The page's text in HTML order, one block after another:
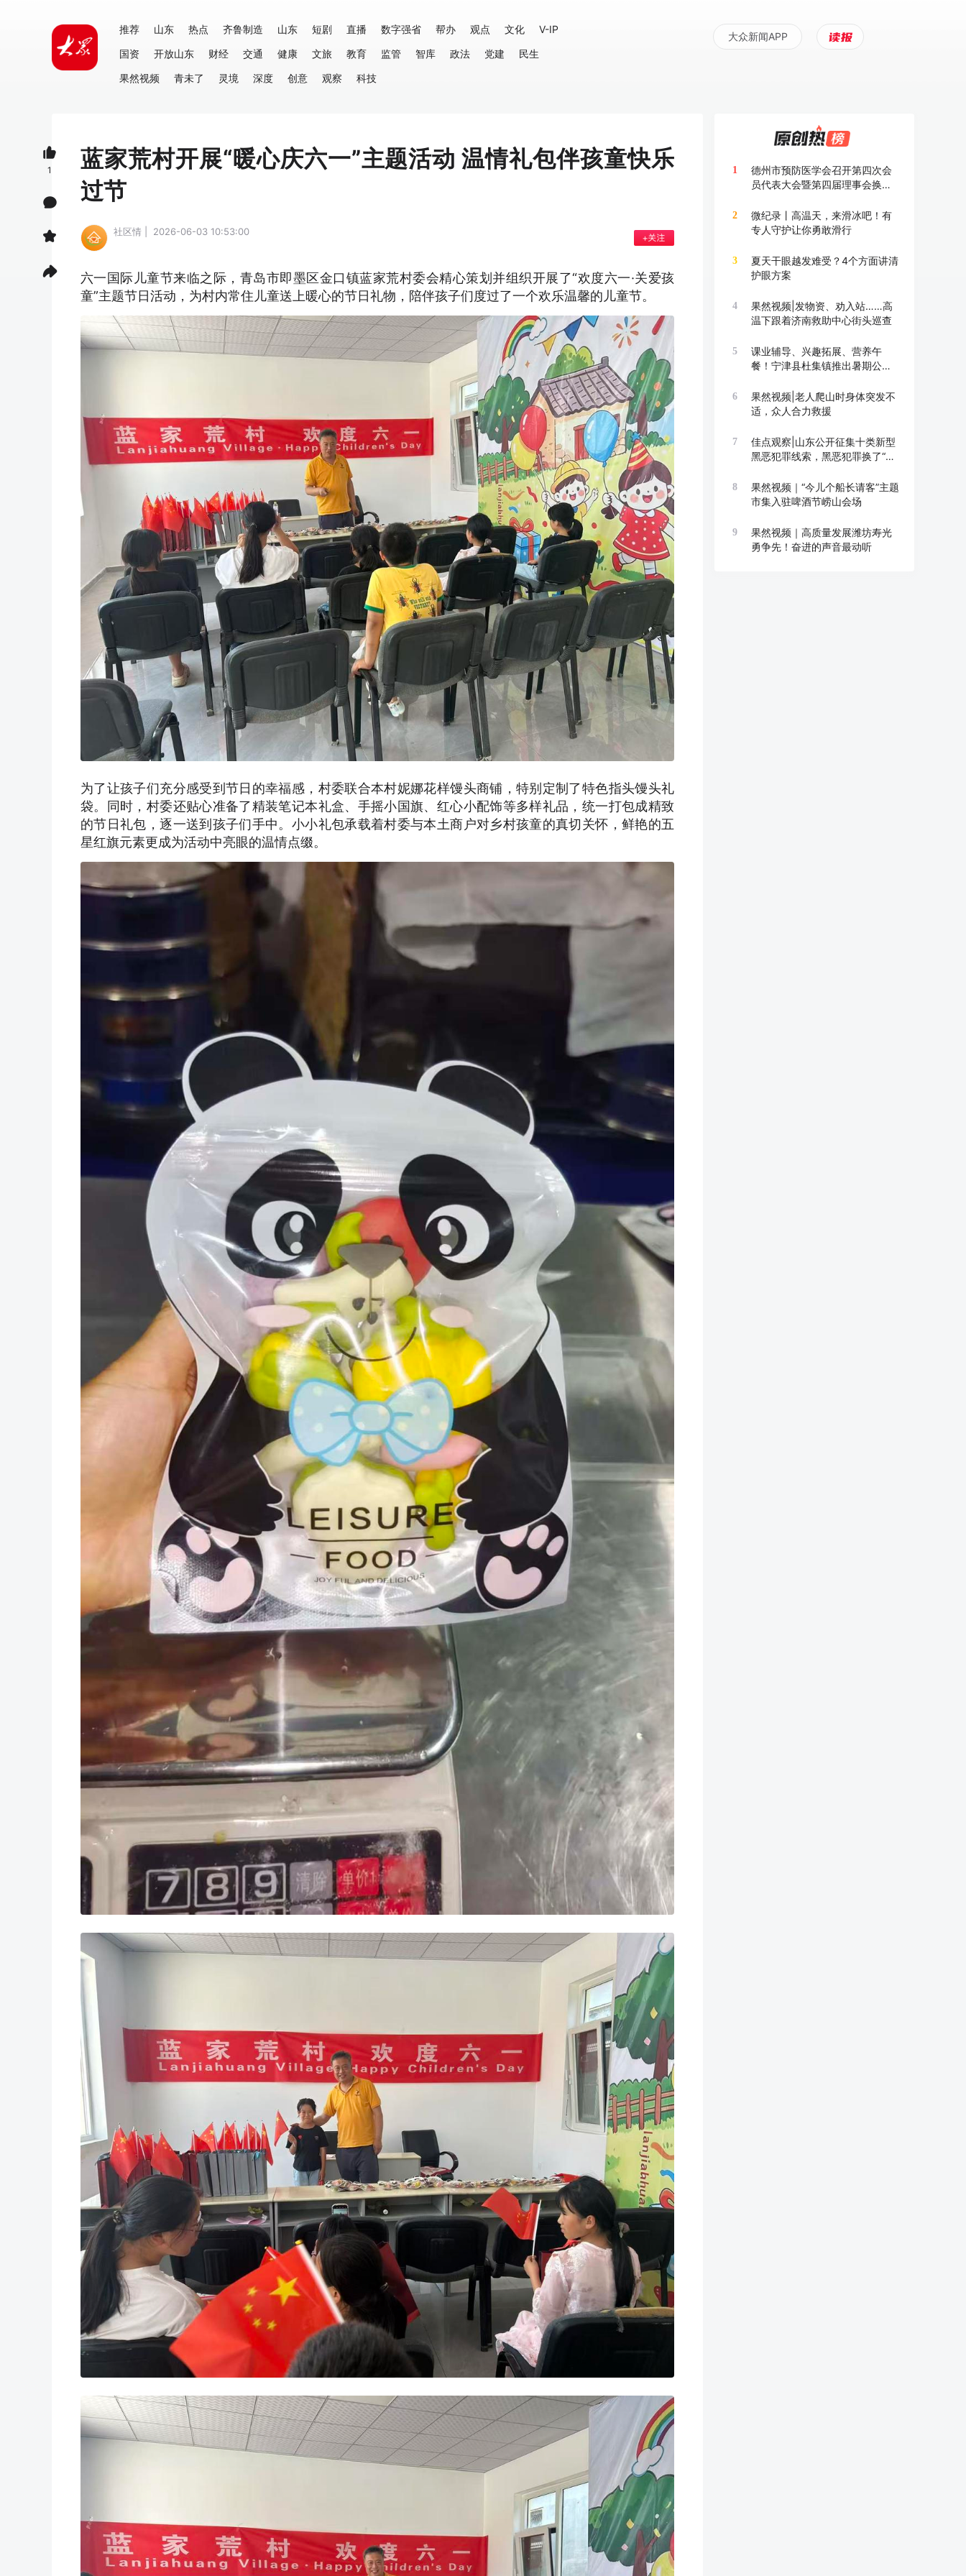
推荐 山东 热点 齐鲁制造 山东 短剧 直播 数字强省 帮办 观点 文化
V-IP
国资
开放山东 财经 交通 健康 文旅 教育 监管 智库 政法 党建
民生
果然视频
青未了 灵境 深度 创意 观察 科技
大众新闻APP
蓝家荒村开展“暖心庆六一”主题活动 温情礼包伴孩童快乐
过节
社区情 | 2026-06-03 10:53:00
六一国际儿童节来临之际，青岛市即墨区金口镇蓝家荒村委会精心策划并组织开展了“欢度六一·关爱孩
童”主题节日活动，为村内常住儿童送上暖心的节日礼物，陪伴孩子们度过了一个欢乐温馨的儿童节。
为了让孩子们充分感受到节日的幸福感，村委联合本村妮娜花样馒头商铺，特别定制了特色指头馒头礼
袋。同时，村委还贴心准备了精装笔记本礼盒、手摇小国旗、红心小配饰等多样礼品，统一打包成精致
的节日礼包，逐一送到孩子们手中。小小礼包承载着村委与本土商户对乡村孩童的真切关怀，鲜艳的五
星红旗元素更成为活动中亮眼的温情点缀。
1 1
德州市预防医学会召开第四次会
员代表大会暨第四届理事会换届
2
微纪录丨高温天，来滑冰吧！有
专人守护让你勇敢滑行
3
夏天干眼越发难受？4个方面讲清
护眼方案
4
果然视频|发物资、劝入站……高
温下跟着济南救助中心街头巡查
5
课业辅导、兴趣拓展、营养午
餐！宁津县杜集镇推出暑期公益
6
果然视频|老人爬山时身体突发不
适，众人合力救援
7
佳点观察|山东公开征集十类新型
黑恶犯罪线索，黑恶犯罪换了“马
8
果然视频｜“今儿个船长请客”主题
市集入驻啤酒节崂山会场
9
果然视频｜高质量发展潍坊寿光
勇争先！奋进的声音最动听